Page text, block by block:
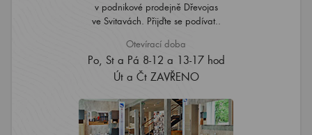
v podnikové prodejně Dřevojas
ve Svitavách. Přijďte se podívat..
Otevírací doba
Po, St a Pá 8-12 a 13-17 hod
Út a Čt ZAVŘENO